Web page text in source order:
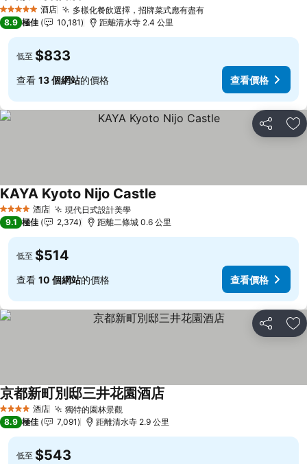
5 星級 酒店 多樣化餐飲選擇，招牌菜式應有盡有查看價格
8.9 極佳 10,181 距離清水寺 2.4 公里
低至 $833
查看 13 個網站的價格 查看價格
分享 放
4 星級 酒店 現代日式設計美學查看價格
KAYA Kyoto Nijo Castle
9.1 極佳 2,374 距離二條城 0.6 公里
低至 $514
查看 10 個網站的價格 查看價格
分享 放
4 星級 酒店 獨特的園林景觀查看價格
京都新町別邸三井花園酒店
8.9 極佳 7,091 距離清水寺 2.9 公里
低至 $543